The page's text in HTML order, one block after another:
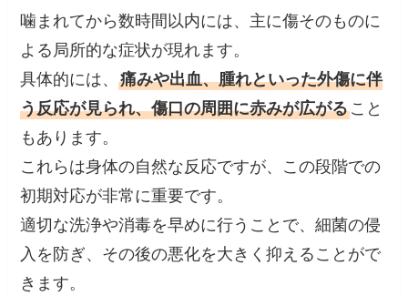
噛まれてから数時間以内には、主に傷そのものに
よる局所的な症状が現れます。
具体的には、痛みや出血、腫れといった外傷に伴
う反応が見られ、傷口の周囲に赤みが広がること
もあります。
これらは身体の自然な反応ですが、この段階での
初期対応が非常に重要です。
適切な洗浄や消毒を早めに行うことで、細菌の侵
入を防ぎ、その後の悪化を大きく抑えることがで
きます。